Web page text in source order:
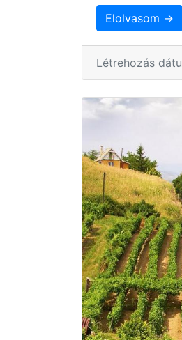
Elolvasom →
Létrehozás